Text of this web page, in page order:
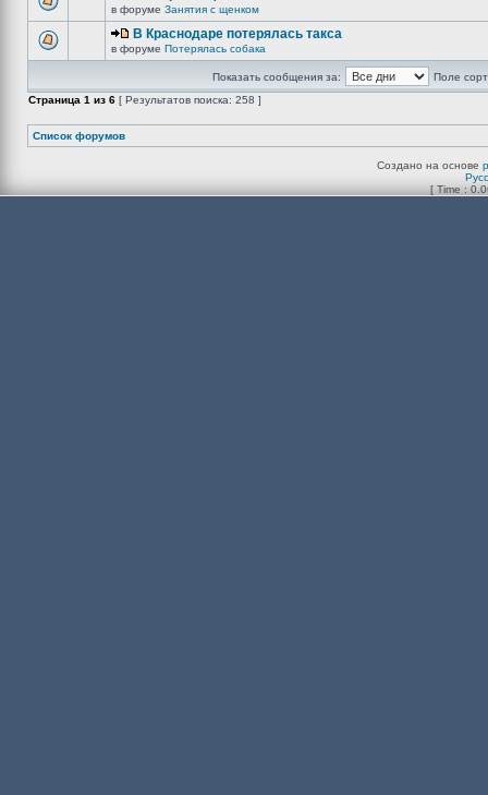
в форуме Занятия с щенком
В Краснодаре потерялась такса
в форуме Потерялась собака
Показать сообщения за:
Поле
Страница 1 из 6 [ Результатов поиска: 258 ]
Список форумов
Создано на основе
[ Time :